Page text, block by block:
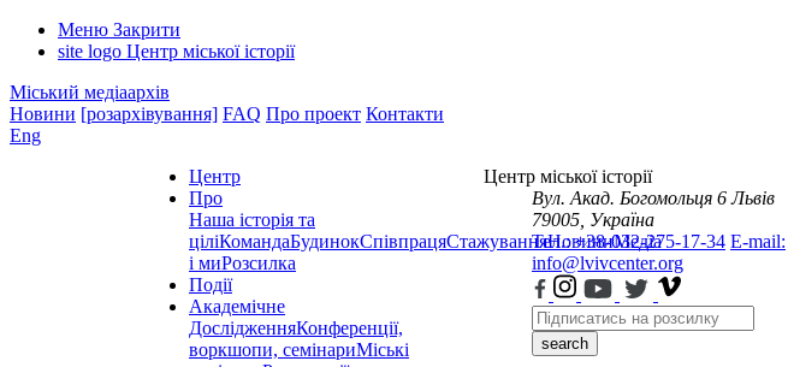
Меню Закрити
site logo Центр міської історії
Міський медіаархів
Новини [розархівування] FAQ Про проект Контакти
Eng
Центр
Про
Наша історія та
ціліКомандаБудинокСпівпрацяСтажуванняНовиниМедіа
і миРозсилка
Події
Академічне
ДослідженняКонференції,
воркшопи, семінариМіські
Центр міської історії
Вул. Акад. Богомольця 6 Львів
79005, Україна
Тел.: +38-032-275-17-34 E-mail:
info@lvivcenter.org
search